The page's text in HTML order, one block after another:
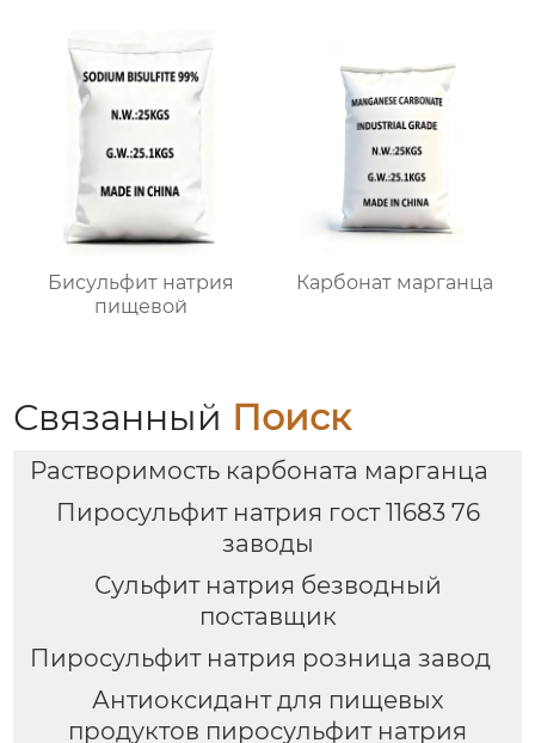
Бисульфит натрия
пищевой
Карбонат марганца
Связанный Поиск
Растворимость карбоната марганца
Пиросульфит натрия гост 11683 76
заводы
Сульфит натрия безводный
поставщик
Пиросульфит натрия розница завод
Антиоксидант для пищевых
продуктов пиросульфит натрия